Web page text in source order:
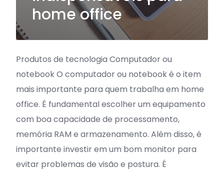
home office
Produtos de tecnologia Computador ou
notebook O computador ou notebook é o item
mais importante para quem trabalha em home
office. É fundamental escolher um equipamento
com boa capacidade de processamento,
memória RAM e armazenamento. Além disso, é
importante investir em um bom monitor para
evitar problemas de visão e postura. É